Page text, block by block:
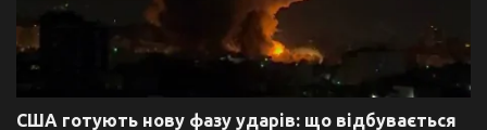
США готують нову фазу ударів: що відбувається